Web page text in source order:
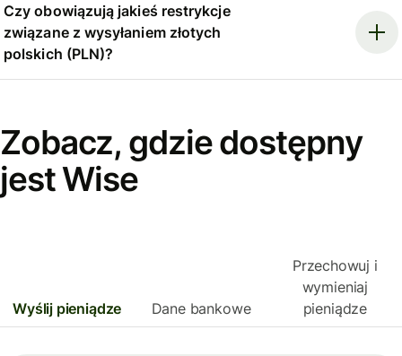
Czy obowiązują jakieś restrykcje
związane z wysyłaniem złotych
polskich (PLN)?
Zobacz, gdzie dostępny
jest Wise
Wyślij pieniądze Dane bankowe
Przechowuj i
wymieniaj
pieniądze